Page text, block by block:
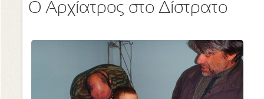
Ο Αρχίατρος στο Δίστρατο